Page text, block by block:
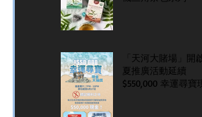
「天河大賭場」開
夏推廣活動延續
$550,000 幸運尋寶